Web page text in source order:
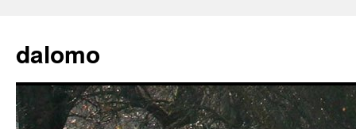
テ
ン
ス
キ
dalomo